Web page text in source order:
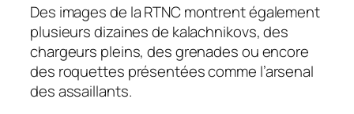
Des images de la RTNC montrent également
plusieurs dizaines de kalachnikovs, des
chargeurs pleins, des grenades ou encore
des roquettes présentées comme l’arsenal
des assaillants.